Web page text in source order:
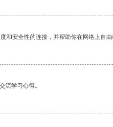
和安全性的连接，并帮助你在网络上自由
流学习心得。